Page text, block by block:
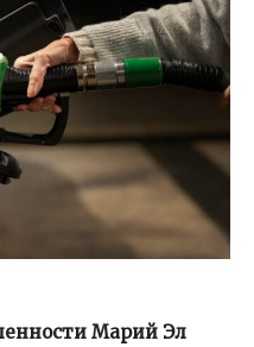
Марий Эл